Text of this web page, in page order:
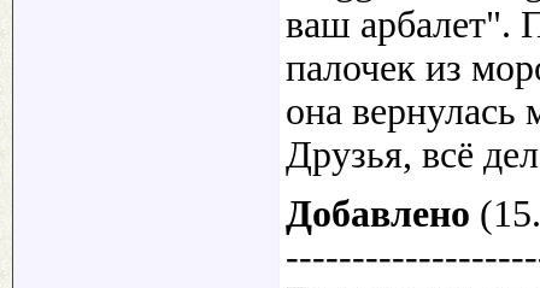
ваш арбалет".
палочек из
она вернулась
Друзья, всё
Добавлено